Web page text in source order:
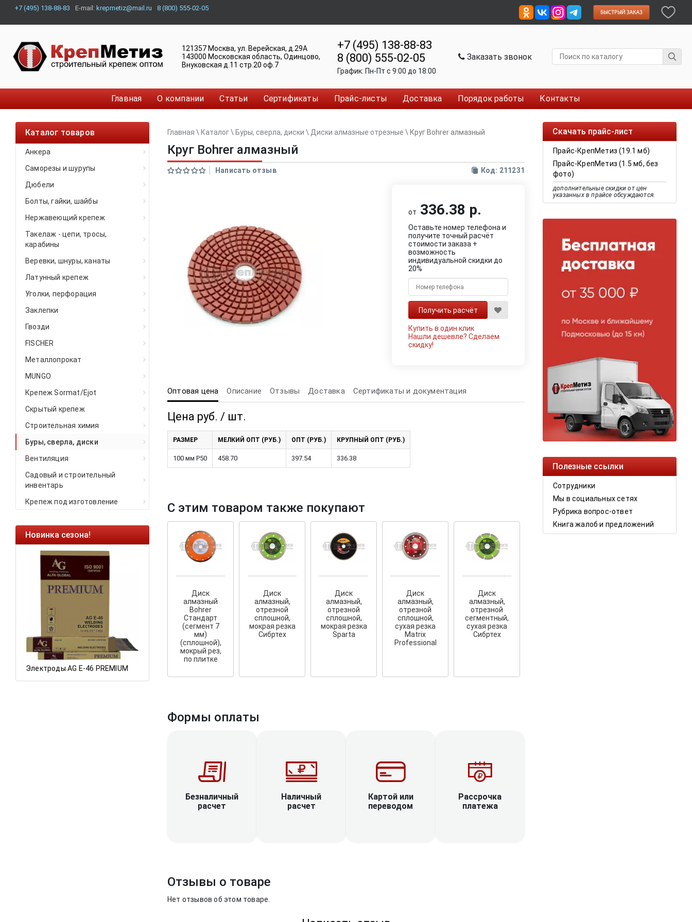
+7 (495) 138-88-83 E-mail: krepmetiz@mail.ru 8 (800) 555-02-05
121357 Москва, ул. Верейская, д.29А
143000 Московская область, Одинцово,
Внуковская д.11 стр.20 оф.7
+7 (495) 138-88-83
8 (800) 555-02-05
График: Пн-Пт c 9:00 до 18:00
Заказать звонок
Главная О компании Статьи Сертификаты Прайс-листы Доставка Порядок работы Контакты
Каталог товаров
Анкера
Саморезы и шурупы
Дюбели
Болты, гайки, шайбы
Нержавеющий крепеж
Такелаж - цепи, тросы,
карабины
Веревки, шнуры, канаты
Латунный крепеж
Уголки, перфорация
Заклепки
Гвозди
FISCHER
Металлопрокат
MUNGO
Крепеж Sormat/Ejot
Скрытый крепеж
Строительная химия
Буры, сверла, диски
Вентиляция
Садовый и строительный
инвентарь
Крепеж под изготовление
Новинка сезона!
Электроды AG E-46 PREMIUM
Ликвидация остатков!
Саморезы кровельные HKR-R
HARPOON EURO
остатков по ценам 2020 года!
Cкрытый крепеж
Крепление террас и фасадов
У нас появилсяскрытый
и фасадов.
Скачать прайс-лист
Прайс-КрепМетиз (19.1 мб)
Прайс-КрепМетиз (1.5 мб, без
фото)
дополнительные скидки от цен
указанных в прайсе обсуждаются.
Полезные ссылки
Сотрудники
Мы в социальных сетях
Рубрика вопрос-ответ
Книга жалоб и предложений
Главная \ Каталог\ Буры, сверла, диски \ Диски алмазные отрезные \ Круг Bohrer алмазный
Круг Bohrer алмазный
Написать отзыв Код: 211231
от 336.38 р.
Оставьте номер телефона и
получите точный расчёт
стоимости заказа +
возможность
индивидуальной скидки до
20%
Купить в один клик
Нашли дешевле?Сделаем
скидку!
Оптовая цена Описание Отзывы Доставка Сертификаты и документация
Цена руб. / шт.
РАЗМЕР МЕЛКИЙ ОПТ (РУБ.) ОПТ (РУБ.) КРУПНЫЙ ОПТ (РУБ.)
100 мм Р50 458.70 397.54 336.38
С этим товаром также покупают
Диск
алмазный
Bohrer
Стандарт
(сегмент 7
мм)
(сплошной),
мокрый рез,
по плитке
Диск
алмазный,
отрезной
сплошной,
мокрая резка
Сибртех
Диск
алмазный,
отрезной
сплошной,
мокрая резка
Sparta
Диск
алмазный,
отрезной
сплошной,
сухая резка
Matrix
Professional
Диск
алмазный,
отрезной
сегментный,
сухая резка
Сибртех
Формы оплаты
Безналичный
расчет
Наличный
расчет
Картой или
переводом
Рассрочка
платежа
Отзывы о товаре
Нет отзывов об этом товаре.